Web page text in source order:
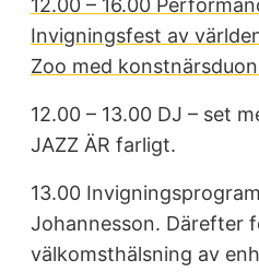
12.00 – 16.00
Invigningsfest av
Zoo med
12.00 – 13.00 DJ – set
JAZZ ÄR farligt.
13.00
Johannesson. Därefter
välkomsthälsning av